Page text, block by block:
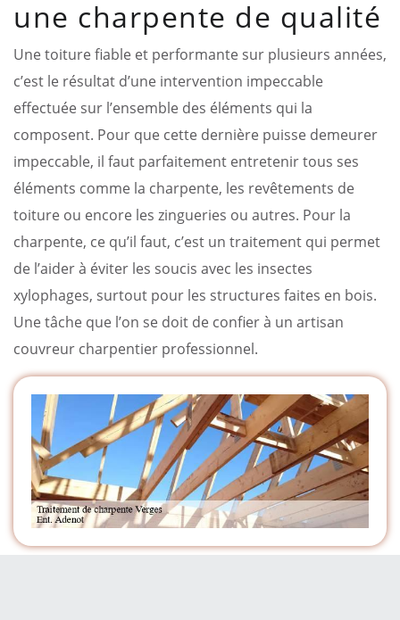
une charpente de qualité
Une toiture fiable et performante sur plusieurs années,
c’est le résultat d’une intervention impeccable
effectuée sur l’ensemble des éléments qui la
composent. Pour que cette dernière puisse demeurer
impeccable, il faut parfaitement entretenir tous ses
éléments comme la charpente, les revêtements de
toiture ou encore les zingueries ou autres. Pour la
charpente, ce qu’il faut, c’est un traitement qui permet
de l’aider à éviter les soucis avec les insectes
xylophages, surtout pour les structures faites en bois.
Une tâche que l’on se doit de confier à un artisan
couvreur charpentier professionnel.